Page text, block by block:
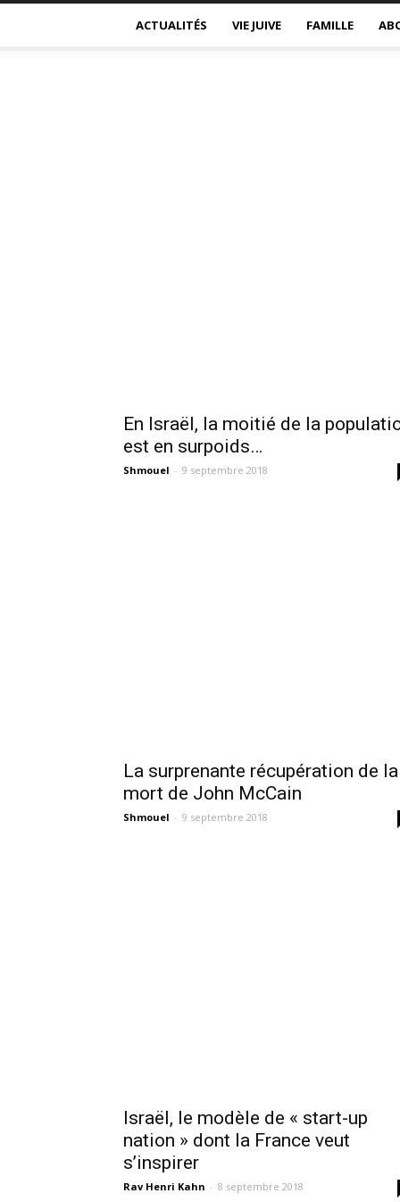
ACTUALITÉS VIE JUIVE FAMILLE
En Israël, la moitié de la
est en surpoids…
Shmouel - 9 septembre 2018
La surprenante récupération de la
mort de John McCain
Shmouel - 9 septembre 2018
Israël, le modèle de « start-up
nation » dont la France veut
s’inspirer
Rav Henri Kahn - 8 septembre 2018